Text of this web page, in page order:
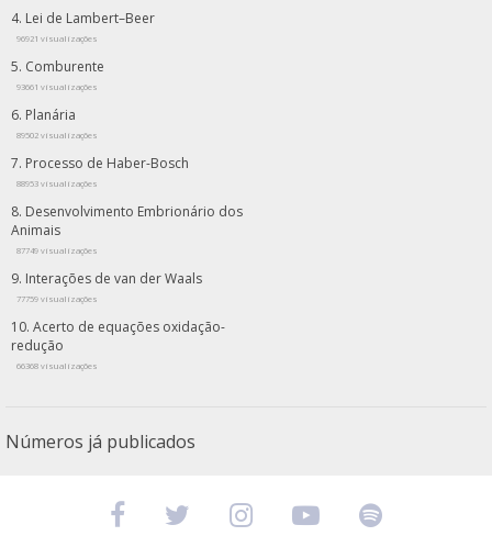
Lei de Lambert–Beer
96921 visualizações
Comburente
93661 visualizações
Planária
89502 visualizações
Processo de Haber-Bosch
88953 visualizações
Desenvolvimento Embrionário dos
Animais
87749 visualizações
Interações de van der Waals
77759 visualizações
Acerto de equações oxidação-
redução
66368 visualizações
Números já publicados